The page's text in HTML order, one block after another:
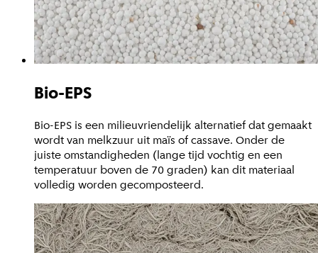
Bio-EPS
Bio-EPS is een milieuvriendelijk alternatief dat gemaakt
wordt van melkzuur uit maïs of cassave. Onder de
juiste omstandigheden (lange tijd vochtig en een
temperatuur boven de 70 graden) kan dit materiaal
volledig worden gecomposteerd.